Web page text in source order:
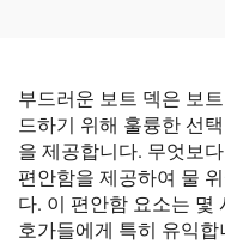
부드러운 보트 덱은 보
드하기 위해 훌륭한 선
을 제공합니다. 무엇보
편안함을 제공하여 물
다. 이 편안함 요소는 몇
호가들에게 특히 유익